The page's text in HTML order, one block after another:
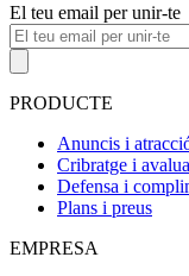
El teu email per unir-te
PRODUCTE
Anuncis i
Cribratge i
Defensa i
Plans i preus
EMPRESA